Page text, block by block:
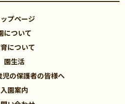
ップページ
について
について
園生活
児の保護者の皆様へ
入園案内